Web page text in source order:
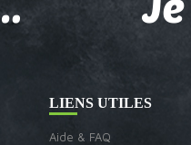
LIENS UTILES
Aide & FAQ